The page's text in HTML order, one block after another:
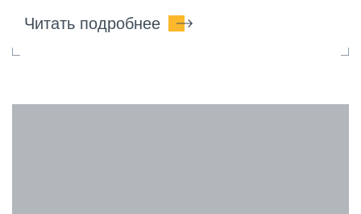
Читать подробнее